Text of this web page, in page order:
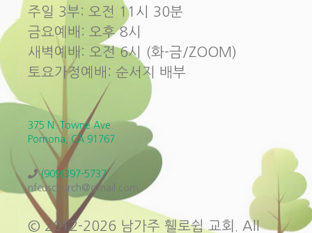
주일 3부: 오전 11시 30분
금요예배: 오후 8시
새벽예배: 오전 6시 (화-금/ZOOM)
토요가정예배: 순서지 배부
375 N. Towne Ave.
Pomona, CA 91767
(909)397-5737
nfcuschurch@gmail.com
© 2012-2026 남가주 휄로쉽 교회. All